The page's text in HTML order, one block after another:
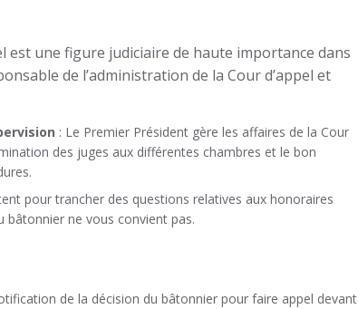
est une figure judiciaire de haute importance dans
de l’administration de la Cour d’appel et
: Le Premier Président gère les affaires de la Cour
des juges aux différentes chambres et le bon
pour trancher des questions relatives aux honoraires
bâtonnier ne vous convient pas.
de la décision du bâtonnier pour faire appel devant